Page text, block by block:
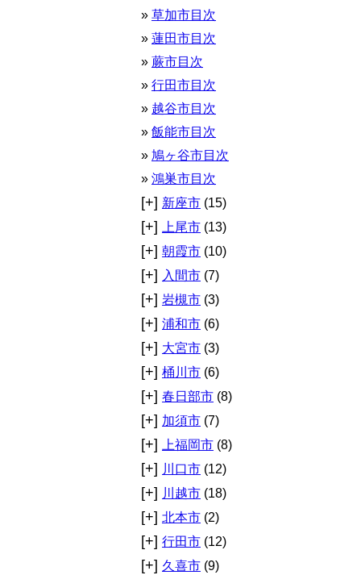
草加市目次
蓮田市目次
蕨市目次
行田市目次
越谷市目次
飯能市目次
鳩ヶ谷市目次
鴻巣市目次
[+] 新座市 (15)
[+] 上尾市 (13)
[+] 朝霞市 (10)
[+] 入間市 (7)
[+] 岩槻市 (3)
[+] 浦和市 (6)
[+] 大宮市 (3)
[+] 桶川市 (6)
[+] 春日部市 (8)
[+] 加須市 (7)
[+] 上福岡市 (8)
[+] 川口市 (12)
[+] 川越市 (18)
[+] 北本市 (2)
[+] 行田市 (12)
[+] 久喜市 (9)